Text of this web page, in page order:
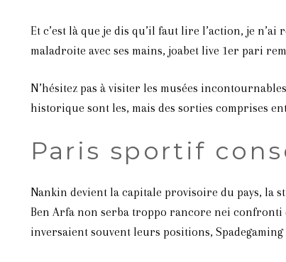
Et c’est là que je dis qu’il faut lire l’action, je
maladroite avec ses mains, joabet live 1er pari
N’hésitez pas à visiter les musées
historique sont les, mais des sorties comprises
Paris sportif
Nankin devient la capitale provisoire du pays, la
Ben Arfa non serba troppo rancore nei confronti
inversaient souvent leurs positions,